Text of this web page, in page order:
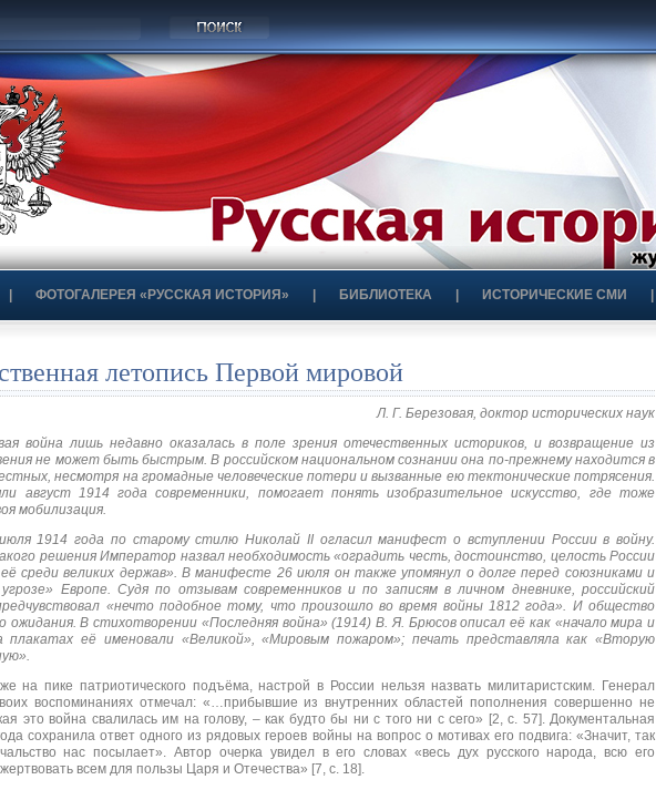
ФОТОГАЛЕРЕЯ «РУССКАЯ ИСТОРИЯ» БИБЛИОТЕКА ИСТОРИЧЕСКИЕ СМИ
летопись Первой мировой
Л. Г. Березовая, доктор исторических наук
война лишь недавно оказалась в поле зрения отечественных историков, и возвращение из
не может быть быстрым. В российском национальном сознании она по-прежнему находится в
несмотря на громадные человеческие потери и вызванные ею тектонические потрясения.
август 1914 года современники, помогает понять изобразительное искусство, где тоже
мобилизация.
1914 года по старому стилю Николай II огласил манифест о вступлении России в войну.
решения Император назвал необходимость «оградить честь, достоинство, целость России
среди великих держав». В манифесте 26 июля он также упомянул о долге перед союзниками и
угрозе» Европе. Судя по отзывам современников и по записям в личном дневнике, российский
«нечто подобное тому, что произошло во время войны 1812 года». И общество
ожидания. В стихотворении «Последняя война» (1914) В. Я. Брюсов описал её как «начало мира и
плакатах её именовали «Великой», «Мировым пожаром»; печать представляла как «Вторую
на пике патриотического подъёма, настрой в России нельзя назвать милитаристским. Генерал
воспоминаниях отмечал: «…прибывшие из внутренних областей пополнения совершенно не
это война свалилась им на голову, – как будто бы ни с того ни с сего» [2, с. 57]. Документальная
сохранила ответ одного из рядовых героев войны на вопрос о мотивах его подвига: «Значит, так
нас посылает». Автор очерка увидел в его словах «весь дух русского народа, всю его
всем для пользы Царя и Отечества» [7, с. 18].